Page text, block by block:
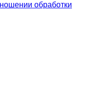
обработки